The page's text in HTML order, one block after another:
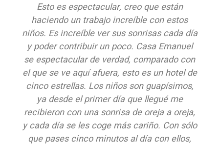
Esto es espectacular, creo que están
haciendo un trabajo increíble con estos
niños. Es increíble ver sus sonrisas cada día
y poder contribuir un poco. Casa Emanuel
se espectacular de verdad, comparado con
el que se ve aquí afuera, esto es un hotel de
cinco estrellas. Los niños son guapísimos,
ya desde el primer día que llegué me
recibieron con una sonrisa de oreja a oreja,
y cada día se les coge más cariño. Con sólo
que pases cinco minutos al día con ellos,